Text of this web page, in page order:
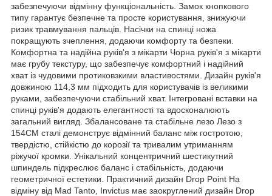
забезпечуючи відмінну функціональність. Замок кнопкового
типу гарантує безпечне та просте користування, знижуючи
ризик травмування пальців. Насічки на спинці ножа
покращують зчеплення, додаючи комфорту та безпеки.
Комфортна та надійна руків'я з мікарти Чорна руків'я з мікарти
має грубу текстуру, що забезпечує комфортний і надійний
хват із чудовими протиковзкими властивостями. Дизайн руків'я
довжиною 114,3 мм підходить для користувачів із великими
руками, забезпечуючи стабільний хват. Інтегровані вставки на
спинці руків'я додають елегантності та вдосконалюють
загальний вигляд. Збалансоване та стабільне лезо Лезо з
154CM сталі демонструє відмінний баланс між гостротою,
твердістю, стійкістю до корозії та тривалим утриманням
ріжучої кромки. Унікальний концентричний шестикутний
шпиндель підкреслює баланс і стабільність, додаючи
геометричної естетики. Практичний дизайн Drop Point На
відміну від Mad Tanto, Invictus має заокруглений дизайн Drop